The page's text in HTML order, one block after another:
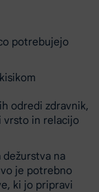
potrebujejo
odredi zdravnik,
vrsto in relacijo
dežurstva na
je potrebno
ki jo pripravi